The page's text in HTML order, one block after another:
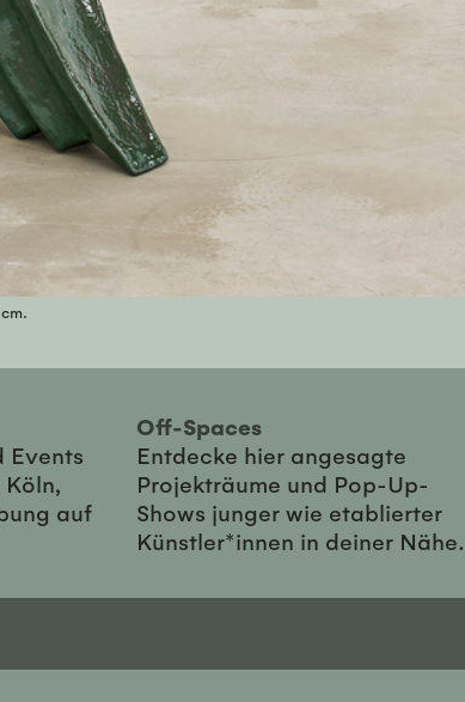
Events
auf
Off-Spaces
Entdecke hier angesagte
Projekträume und Pop-Up-
Shows junger wie etablierter
Künstler*innen in deiner Nähe.